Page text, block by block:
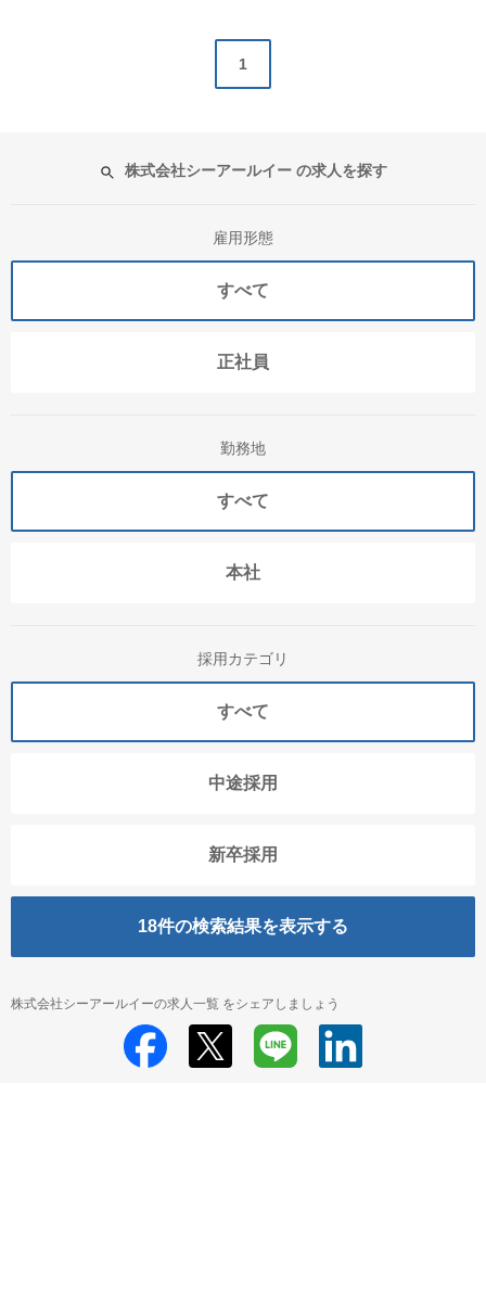
1
株式会社シーアールイー の求人を探す
雇用形態
すべて
正社員
勤務地
すべて
本社
採用カテゴリ
すべて
中途採用
新卒採用
18件の検索結果を表示する
株式会社シーアールイーの求人一覧 をシェアしましょう